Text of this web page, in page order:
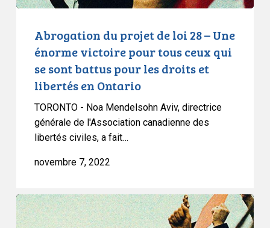
battus
en
Ontario
Abrogation du projet de loi 28 – Une
énorme victoire pour tous ceux qui
se sont battus pour les droits et
libertés en Ontario
TORONTO - Noa Mendelsohn Aviv, directrice
générale de l'Association canadienne des
libertés civiles, a fait…
novembre 7, 2022
Déclaration
sur